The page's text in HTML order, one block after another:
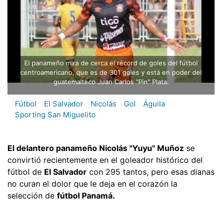
El panameño mira de cerca el récord de goles del fútbol
centroamericano, que es de 301 goles y está en poder del
guatemalteco Juan Carlos "Pin" Plata.
Fútbol El Salvador Nicolás Gol
Águila
Sporting San Miguelito
El delantero panameño Nicolás "Yuyu" Muñoz se
convirtió recientemente en el goleador histórico del
fútbol de El Salvador con 295 tantos, pero esas dianas
no curan el dolor que le deja en el corazón la
selección de fútbol Panamá.